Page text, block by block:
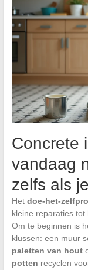
Concrete
vandaag
zelfs als
Het doe-het-
kleine reparaties tot
Om te beginnen is
klussen: een muur
paletten van hout
potten recyclen